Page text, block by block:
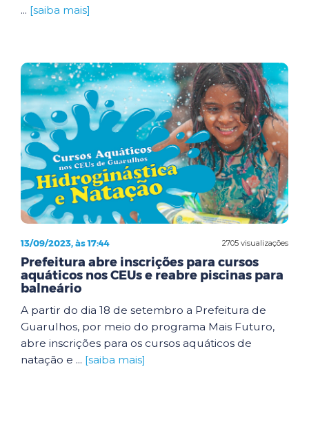
... [saiba mais]
2705 visualizações
13/09/2023, às 17:44
Prefeitura abre inscrições para cursos
aquáticos nos CEUs e reabre piscinas para
balneário
A partir do dia 18 de setembro a Prefeitura de
Guarulhos, por meio do programa Mais Futuro,
abre inscrições para os cursos aquáticos de
natação e ... [saiba mais]